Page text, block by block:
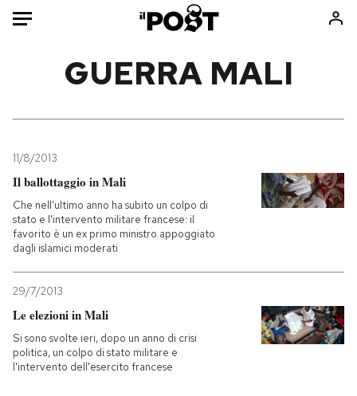
Mondo
Politica
Tecnologia
Internet
Scienza
Cultura
Economia
Sport
Consumismi
Storie/Idee
Europa
Mondiali calcio 2026
GUERRA MALI
11/8/2013
Il ballottaggio in Mali
Che nell'ultimo anno ha subito un colpo di
stato e l'intervento militare francese: il
favorito è un ex primo ministro appoggiato
dagli islamici moderati
29/7/2013
Le elezioni in Mali
Si sono svolte ieri, dopo un anno di crisi
politica, un colpo di stato militare e
l'intervento dell'esercito francese